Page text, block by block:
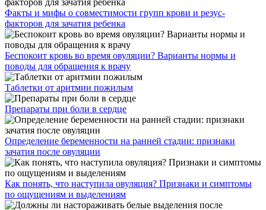
Факты и мифы о совместимости групп крови и резус-
факторов для зачатия ребенка
Беспокоит кровь во время овуляции? Варианты нормы и
поводы для обращения к врачу
Таблетки от аритмии пожилым
Препараты при боли в сердце
Определение беременности на ранней стадии: признаки
зачатия после овуляции
Как понять, что наступила овуляция? Признаки и симптомы
по ощущениям и выделениям